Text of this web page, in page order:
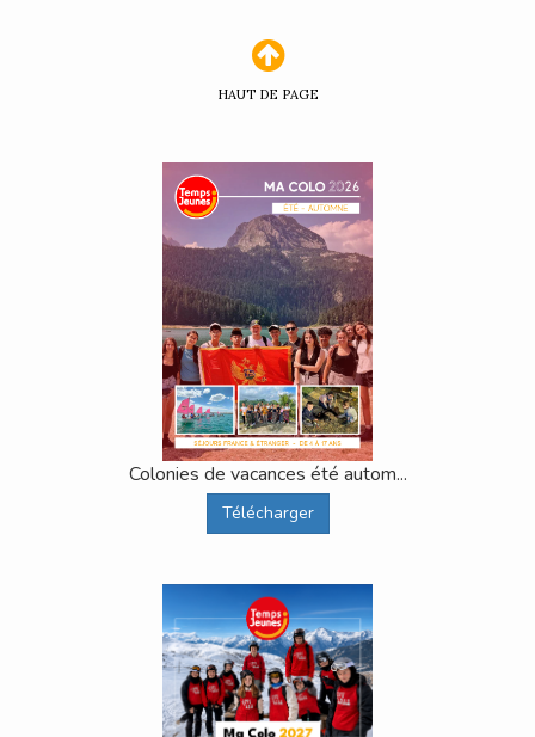
HAUT DE PAGE
Colonies de vacances été autom...
Télécharger